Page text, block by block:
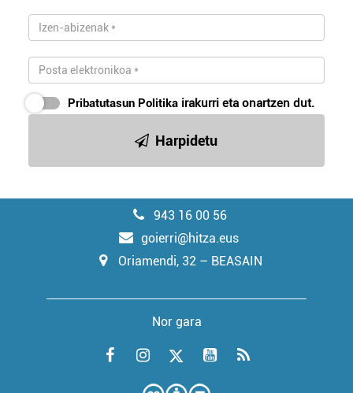
Pribatutasun Politika irakurri eta onartzen dut.
Harpidetu
943 16 00 56
goierri@hitza.eus
Oriamendi, 32 – BEASAIN
Nor gara